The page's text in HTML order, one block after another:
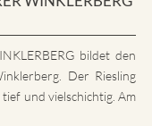
bildet den
Der Riesling
und vielschichtig. Am